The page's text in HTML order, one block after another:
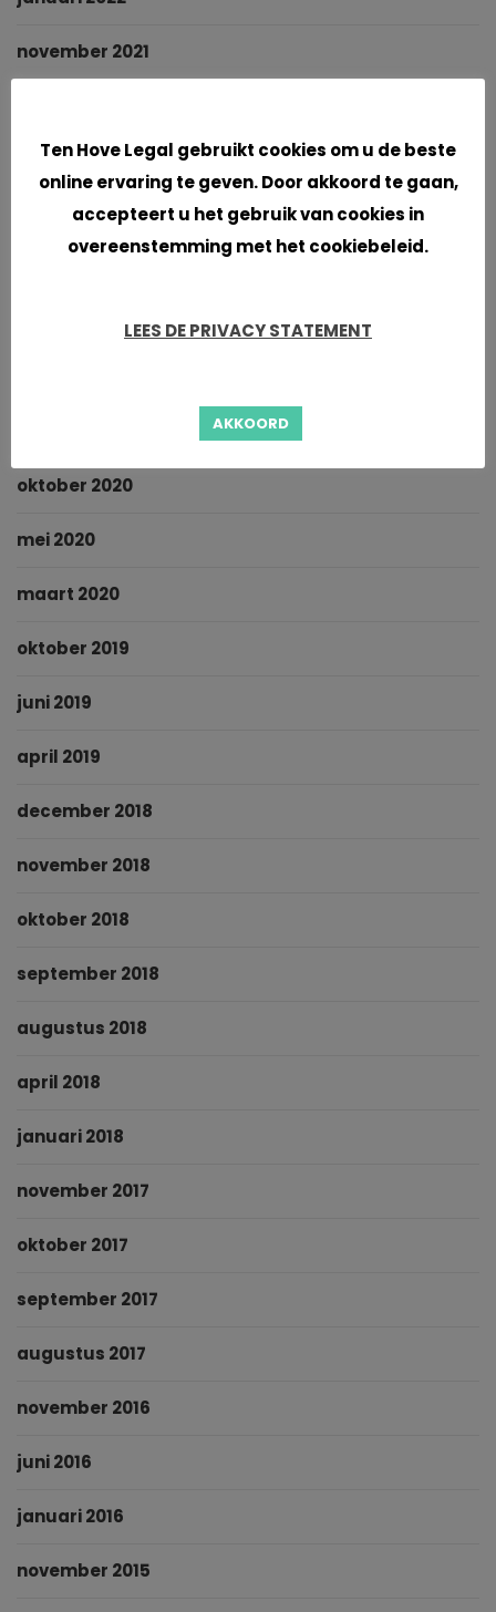
november 2021
september 2021
juni 2021
oktober 2020
mei 2020
maart 2020
oktober 2019
juni 2019
april 2019
december 2018
november 2018
oktober 2018
september 2018
augustus 2018
april 2018
januari 2018
november 2017
oktober 2017
september 2017
augustus 2017
november 2016
juni 2016
januari 2016
november 2015
Ten Hove Legal gebruikt cookies om u de beste
online ervaring te geven. Door akkoord te gaan,
accepteert u het gebruik van cookies in
overeenstemming met het cookiebeleid.
LEES DE PRIVACY STATEMENT
AKKOORD